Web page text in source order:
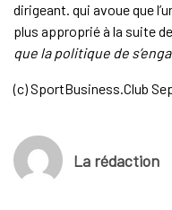
dirigeant. qui avoue que
plus approprié à la suite
que la politique de
(c) SportBusiness.Club
La rédaction